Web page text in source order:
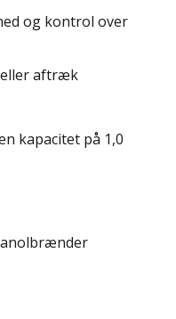
og kontrol over
aftræk
kapacitet på 1,0